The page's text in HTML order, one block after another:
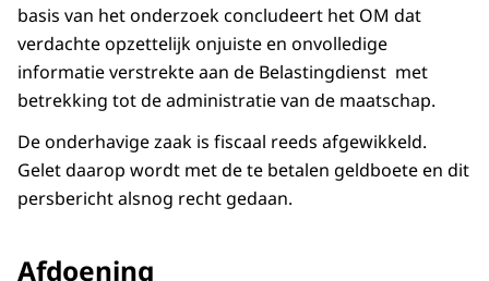
basis van het onderzoek concludeert het OM dat
verdachte opzettelijk onjuiste en onvolledige
informatie verstrekte aan de Belastingdienst met
betrekking tot de administratie van de maatschap.
De onderhavige zaak is fiscaal reeds afgewikkeld.
Gelet daarop wordt met de te betalen geldboete en dit
persbericht alsnog recht gedaan.
Afdoening